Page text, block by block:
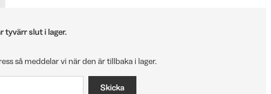
tyvärr slut i lager.
så meddelar vi när den är tillbaka i lager.
Skicka